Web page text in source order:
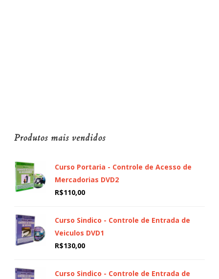
Produtos mais vendidos
Curso Portaria - Controle de Acesso de
Mercadorias DVD2
R$110,00
Curso Sindico - Controle de Entrada de
Veiculos DVD1
R$130,00
Curso Sindico - Controle de Entrada de